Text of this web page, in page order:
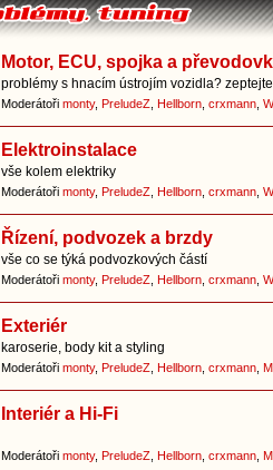
Motor, ECU, spojka a
problémy s hnacím ústrojím vozidla?
Moderátoři monty, PreludeZ, Hellborn, crxmann,
Elektroinstalace
vše kolem elektriky
Moderátoři monty, PreludeZ, Hellborn, crxmann,
Řízení, podvozek a brzdy
vše co se týká podvozkových částí
Moderátoři monty, PreludeZ, Hellborn, crxmann,
Exteriér
karoserie, body kit a styling
Moderátoři monty, PreludeZ, Hellborn, crxmann,
Interiér a Hi-Fi
Moderátoři monty, PreludeZ, Hellborn, crxmann,